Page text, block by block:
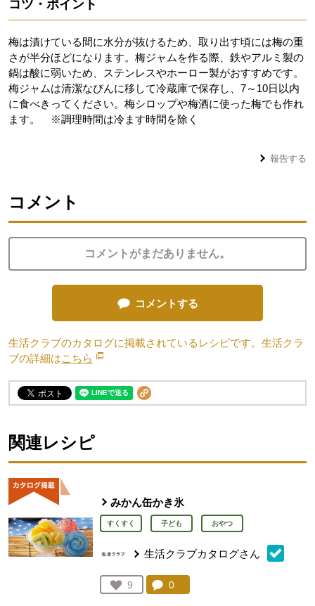
コツ・ポイント
梅は漬けている間に水分が抜けるため、取り出す頃には梅の重
さが半分ほどになります。梅ジャムを作る際、鉄やアルミ製の
鍋は酸に弱いため、ステンレスやホーロー製がおすすめです。
梅ジャムは清潔なびんに移して冷蔵庫で保存し、7～10日以内
に食べきってください。梅シロップや梅酒に使った梅でも作れ
ます。 ※調理時間は冷ます時間を除く
報告する
コメント
コメントがまだありません。
コメントする
生活クラブのカタログに掲載されているレシピです。生活クラ
ブの詳細はこちら 別のウィンドウで開きます。
関連レシピ
みかん缶かき氷
すくすく 子ども おやつ
生活クラブカタログさん
お気に入り登録：
9
人が登録
コメント：
0